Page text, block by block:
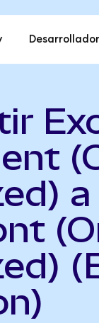
Desarrollador
a